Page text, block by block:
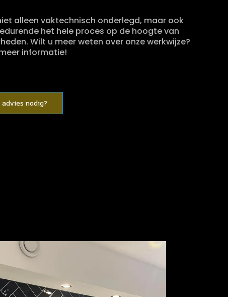
alleen vaktechnisch onderlegd, maar ook
het hele proces op de hoogte van
Wilt u meer weten over onze werkwijze?
informatie!
nodig?